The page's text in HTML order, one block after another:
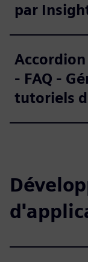
par
- FAQ -
tutoriels